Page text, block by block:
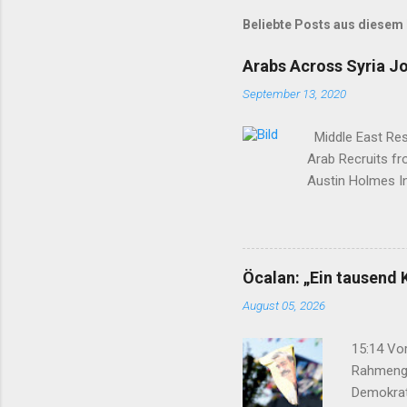
Beliebte Posts aus diesem
Arabs Across Syria
September 13, 2020
Middle East
Arab Recruits
Austin Holmes
Syria to turn
Yekîtiya
—which set up
Surrounded by
Öcalan: „Ein
August 05, 2026
15:14